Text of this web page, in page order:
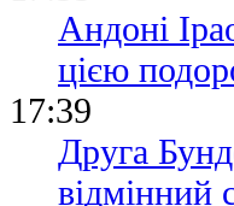
Андоні
цією
17:39
Друга
відмінний